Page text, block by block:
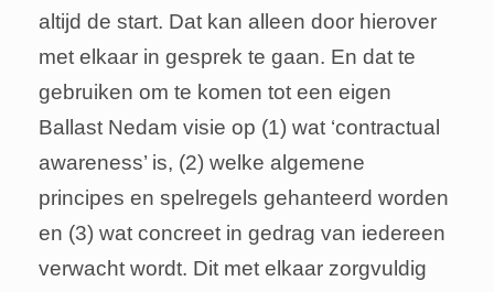
altijd de start. Dat kan alleen door hierover
met elkaar in gesprek te gaan. En dat te
gebruiken om te komen tot een eigen
Ballast Nedam visie op (1) wat ‘contractual
awareness’ is, (2) welke algemene
principes en spelregels gehanteerd worden
en (3) wat concreet in gedrag van iedereen
verwacht wordt. Dit met elkaar zorgvuldig